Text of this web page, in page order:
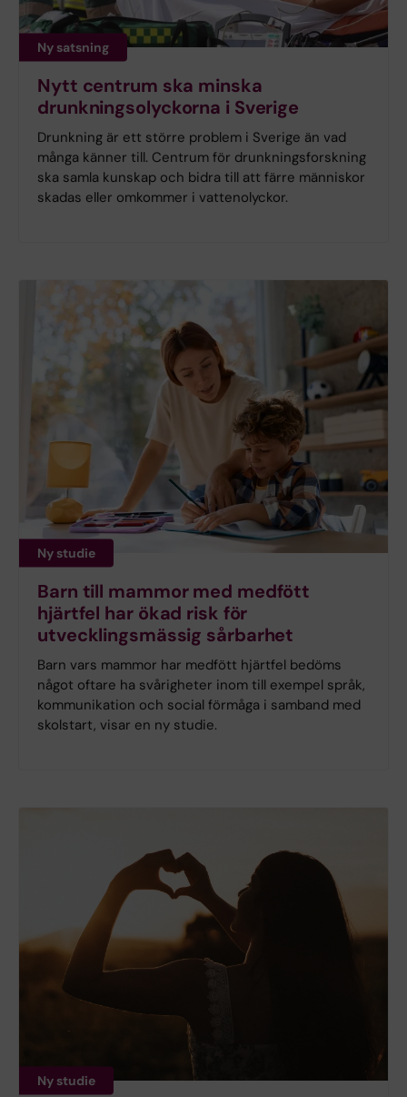
Ny satsning
Nytt centrum ska minska
drunkningsolyckorna i Sverige
Drunkning är ett större problem i Sverige än vad
många känner till. Centrum för drunkningsforskning
ska samla kunskap och bidra till att färre människor
skadas eller omkommer i vattenolyckor.
Ny studie
Barn till mammor med medfött
hjärtfel har ökad risk för
utvecklingsmässig sårbarhet
Barn vars mammor har medfött hjärtfel bedöms
något oftare ha svårigheter inom till exempel språk,
kommunikation och social förmåga i samband med
skolstart, visar en ny studie.
Ny studie